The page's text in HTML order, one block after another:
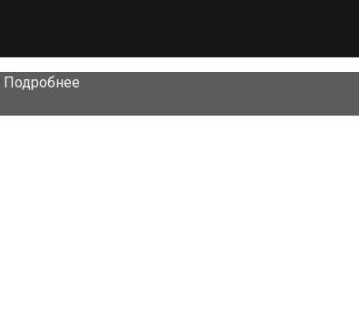
Подробнее